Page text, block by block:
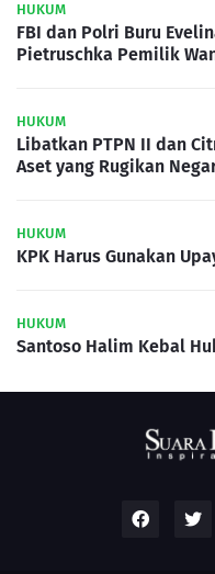
HUKUM
FBI dan Polri Buru
Pietruschka Pemilik
HUKUM
Libatkan PTPN II dan
Aset yang Rugikan
HUKUM
KPK Harus Gunakan
HUKUM
Santoso Halim Kebal